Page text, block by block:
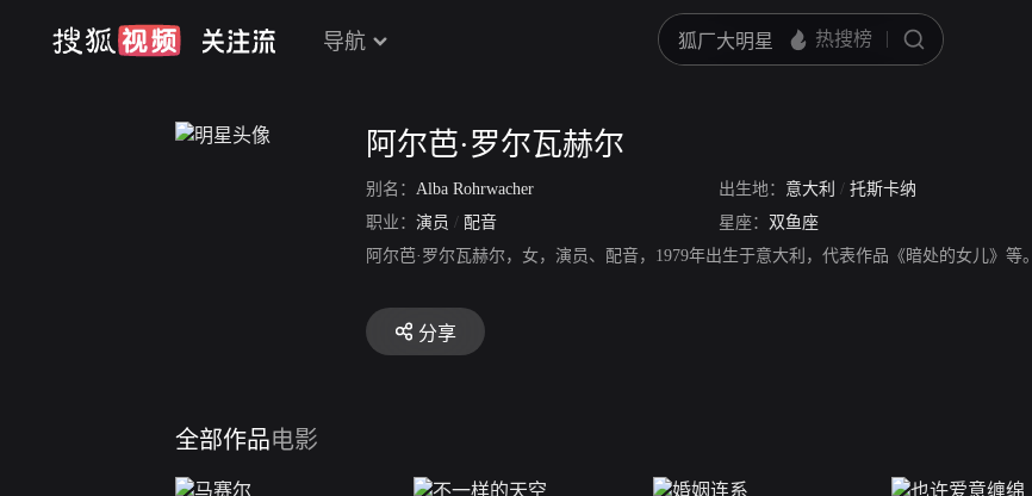
导航
阿尔芭·罗尔瓦赫尔
别名： Alba Rohrwacher 出生地： 意大利 / 托斯卡纳
职业： 演员 / 配音 星座： 双鱼座
阿尔芭·罗尔瓦赫尔，女，演员、配音，1979年出生于意大利，代表作品《暗处的女儿》等。
分享
全部作品电影